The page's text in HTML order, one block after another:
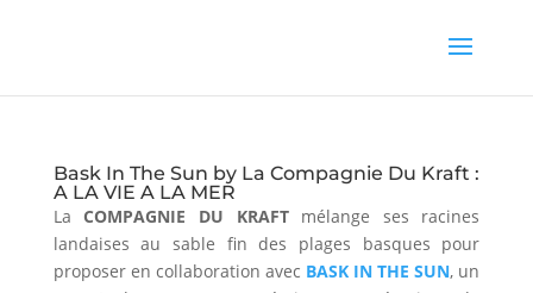
Bask In The Sun by La Compagnie Du Kraft :
A LA VIE A LA MER
LaCOMPAGNIE DU KRAFTmélange ses racines
landaises au sable fin des plages basques pour
proposer en collaboration avec BASK IN THE SUN, un